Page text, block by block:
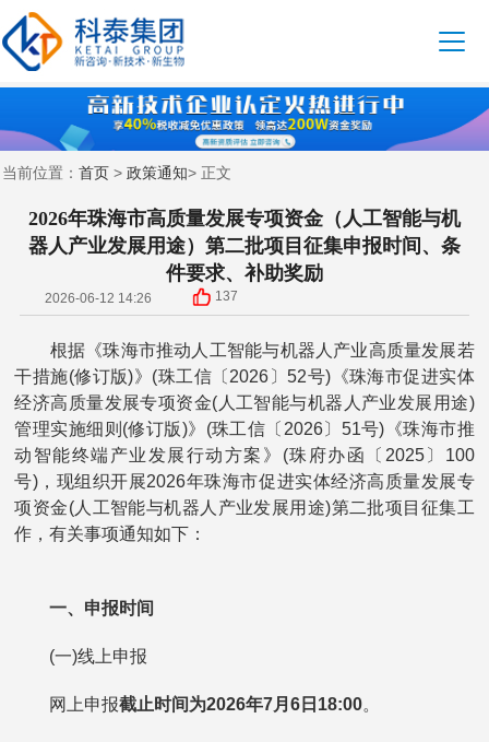
当前位置： 首页 > 政策通知> 正文
2026年珠海市高质量发展专项资金（人工智能与机
器人产业发展用途）第二批项目征集申报时间、条
件要求、补助奖励
2026-06-12 14:26 137
根据《珠海市推动人工智能与机器人产业高质量发展若
干措施(修订版)》(珠工信〔2026〕52号)《珠海市促进实体
经济高质量发展专项资金(人工智能与机器人产业发展用途)
管理实施细则(修订版)》(珠工信〔2026〕51号)《珠海市推
动智能终端产业发展行动方案》(珠府办函〔2025〕100
号)，现组织开展2026年珠海市促进实体经济高质量发展专
项资金(人工智能与机器人产业发展用途)第二批项目征集工
作，有关事项通知如下：
一、申报时间
(一)线上申报
网上申报截止时间为2026年7月6日18:00。